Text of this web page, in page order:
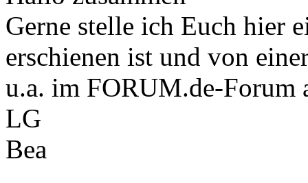
Gerne stelle ich Euch hier
erschienen ist und von
u.a. im FORUM.de-Forum
LG
Bea